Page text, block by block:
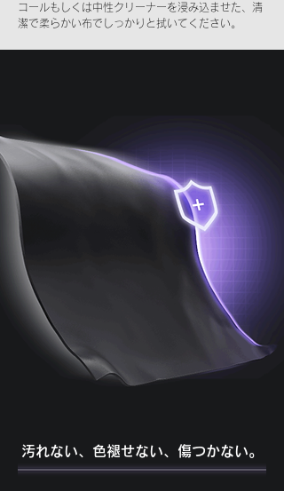
コールもしくは中性クリーナーを浸み込ませた、清
潔で柔らかい布でしっかりと拭いてください。
汚れない、色褪せない、傷つかない。